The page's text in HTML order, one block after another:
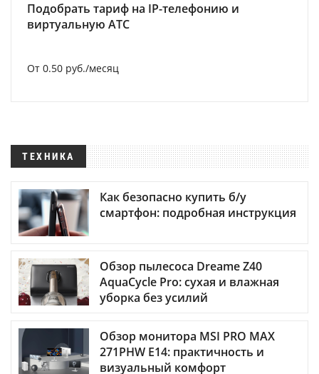
Подобрать тариф на IP-телефонию и
виртуальную АТС
От 0.50 руб./месяц
ТЕХНИКА
Как безопасно купить б/у
смартфон: подробная инструкция
Обзор пылесоса Dreame Z40
AquaCycle Pro: сухая и влажная
уборка без усилий
Обзор монитора MSI PRO MAX
271PHW E14: практичность и
визуальный комфорт